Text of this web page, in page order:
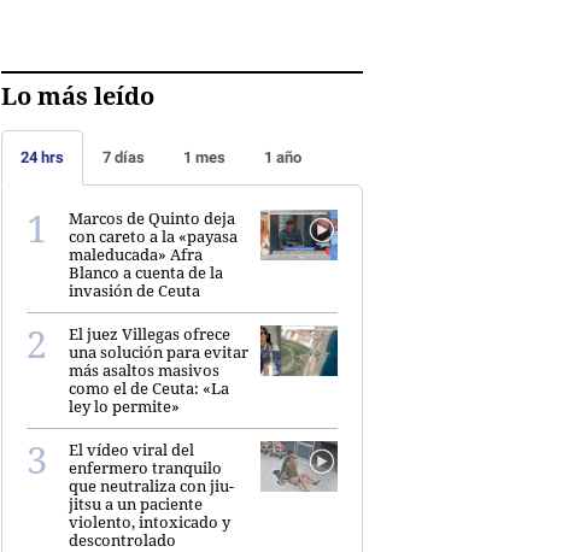
Lo más leído
24 hrs 7 días 1 mes 1 año
Marcos de Quinto deja
con careto a la «payasa
maleducada» Afra
Blanco a cuenta de la
invasión de Ceuta
El juez Villegas ofrece
una solución para evitar
más asaltos masivos
como el de Ceuta: «La
ley lo permite»
El vídeo viral del
enfermero tranquilo
que neutraliza con jiu-
jitsu a un paciente
violento, intoxicado y
descontrolado